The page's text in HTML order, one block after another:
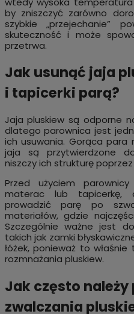
by zniszczyć zarówno
szybkie „przejechanie”
skuteczność i może
przetrwa.
Jak usunąć jaja
i tapicerki parą?
Jaja pluskiew są odporne
dlatego parownica jest
ich usuwania. Gorąca para
jaja są przytwierdzone
niszczy ich strukturę
Przed użyciem
materac lub tapicerkę,
prowadzić parę po
materiałów, gdzie
Szczególnie ważne jest
takich jak zamki
łóżek, ponieważ to
rozmnażania pluskiew.
Jak często
zwalczania